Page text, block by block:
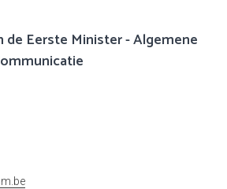
de Eerste Minister - Algemene